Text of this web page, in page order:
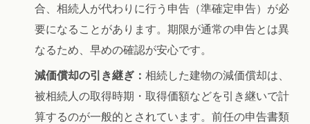
合、相続人が代わりに行う申告（準確定申告）が必
要になることがあります。期限が通常の申告とは異
なるため、早めの確認が安心です。
減価償却の引き継ぎ： 相続した建物の減価償却は、
被相続人の取得時期・取得価額などを引き継いで計
算するのが一般的とされています。前任の申告書類